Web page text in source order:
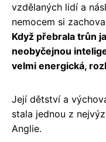
vzdělaných lidí a
nemocem si
Když přebrala trůn
neobyčejnou
velmi energická,
Její dětství a
stala jednou z
Anglie.